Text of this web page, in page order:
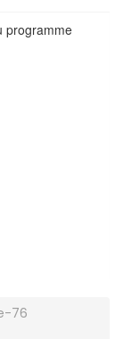
programme
76